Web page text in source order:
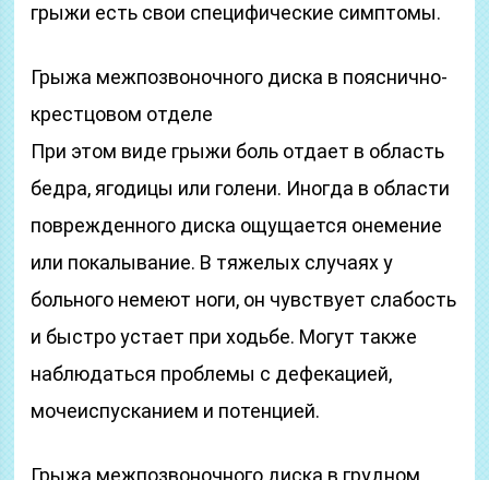
грыжи есть свои специфические симптомы.
Грыжа межпозвоночного диска в пояснично-
крестцовом отделе
При этом виде грыжи боль отдает в область
бедра, ягодицы или голени. Иногда в области
поврежденного диска ощущается онемение
или покалывание. В тяжелых случаях у
больного немеют ноги, он чувствует слабость
и быстро устает при ходьбе. Могут также
наблюдаться проблемы с дефекацией,
мочеиспусканием и потенцией.
Грыжа межпозвоночного диска в грудном